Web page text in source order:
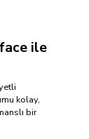
ile
kolay,
bir